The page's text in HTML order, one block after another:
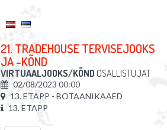
21. TRADEHOUSE TERVISEJOOKS
JA -KÕND
VIRTUAALJOOKS/KÕND OSALLISTUJAT
02/08/2023 00:00
13. ETAPP - BOTAANIKAAED
13. ETAPP